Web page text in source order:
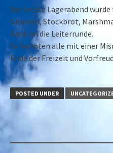
Der letzte Lagerabend
Gitarren, Stockbrot,
Dank an die Leiterrunde.
So konnten alle mit einer
Ende der Freizeit und
POSTED UNDER